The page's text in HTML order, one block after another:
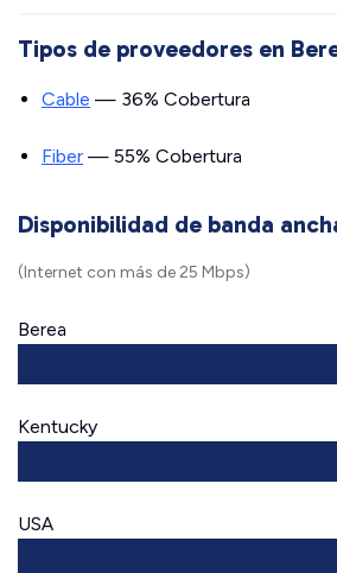
Tipos de proveedores en
Cable — 36% Cobertura
Fiber — 55% Cobertura
Disponibilidad de banda
(Internet con más de 25 Mbps)
Berea
Kentucky
USA